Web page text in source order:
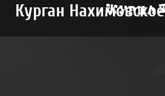
Курган Нахимовское